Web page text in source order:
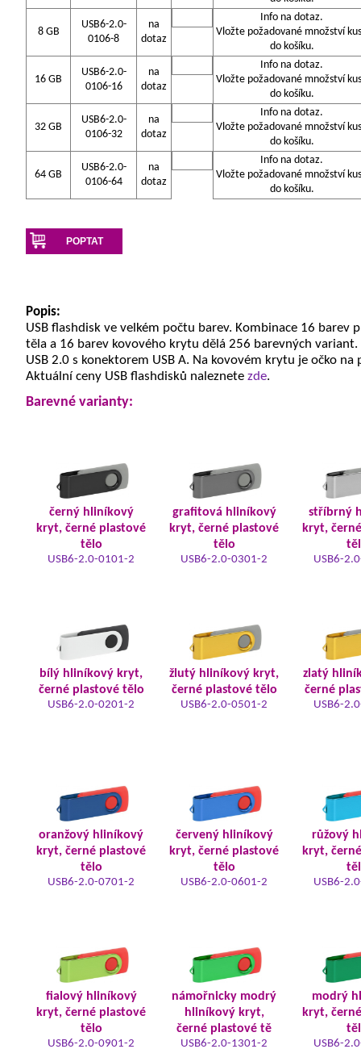
8 GB
USB6-2.0-
0106-8
na
dotaz
Info na dotaz.
Vložte požadované množství
do košíku.
16 GB
USB6-2.0-
0106-16
na
dotaz
Info na dotaz.
Vložte požadované množství
do košíku.
32 GB
USB6-2.0-
0106-32
na
dotaz
Info na dotaz.
Vložte požadované množství
do košíku.
64 GB
USB6-2.0-
0106-64
na
dotaz
Info na dotaz.
Vložte požadované množství
do košíku.
POPTAT
Popis:
USB flashdisk ve velkém počtu barev. Kombinace 16 barev
těla a 16 barev kovového krytu dělá 256 barevných variant.
USB 2.0 s konektorem USB A. Na kovovém krytu je očko na
Aktuální ceny USB flashdisků naleznete zde.
Barevné varianty:
černý hliníkový
kryt, černé plastové
tělo
USB6-2.0-0101-2
grafitová hliníkový
kryt, černé plastové
tělo
USB6-2.0-0301-2
stříbrný
kryt,
USB6-
bílý hliníkový kryt,
černé plastové tělo
USB6-2.0-0201-2
žlutý hliníkový kryt,
černé plastové tělo
USB6-2.0-0501-2
zlatý
černé
USB6-
oranžový hliníkový
kryt, černé plastové
tělo
USB6-2.0-0701-2
červený hliníkový
kryt, černé plastové
tělo
USB6-2.0-0601-2
růžový
kryt,
USB6-
fialový hliníkový
kryt, černé plastové
tělo
USB6-2.0-0901-2
námořnicky modrý
hliníkový kryt,
černé plastové tě
USB6-2.0-1301-2
modrý
kryt,
USB6-